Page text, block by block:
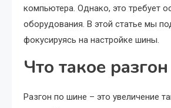
компьютера. Однако, это требует
оборудования. В этой статье мы
фокусируясь на настройке шины.
Что такое
Разгон по шине – это увеличение